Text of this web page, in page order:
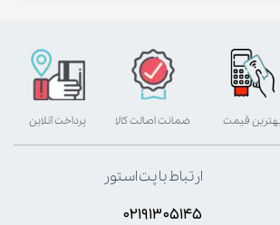
قیمت پرداخت آنلاین ضمانت اصالت کالا
ارتباط با پت استور
۰۲۱۹۱۳۰۵۱۴۵